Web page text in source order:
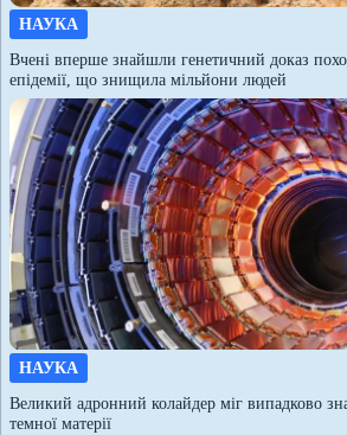
НАУКА
Вчені вперше знайшли генетичний доказ
епідемії, що знищила мільйони людей
НАУКА
Великий адронний колайдер міг випадково
темної матерії